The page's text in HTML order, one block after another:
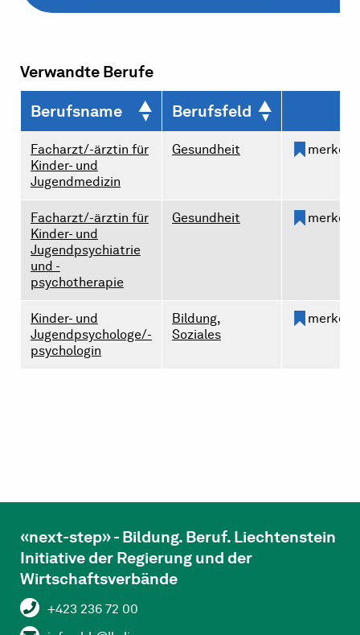
Verwandte Berufe
Berufsname Berufsfeld
Facharzt/-ärztin für
Kinder- und
Jugendmedizin
Gesundheit merken
Facharzt/-ärztin für
Kinder- und
Jugendpsychiatrie
und -
psychotherapie
Gesundheit merken
Kinder- und
Jugendpsychologe/-
psychologin
Bildung,
Soziales
merken
«next-step» - Bildung. Beruf. Liechtenstein
Initiative der Regierung und der
Wirtschaftsverbände
+423 236 72 00